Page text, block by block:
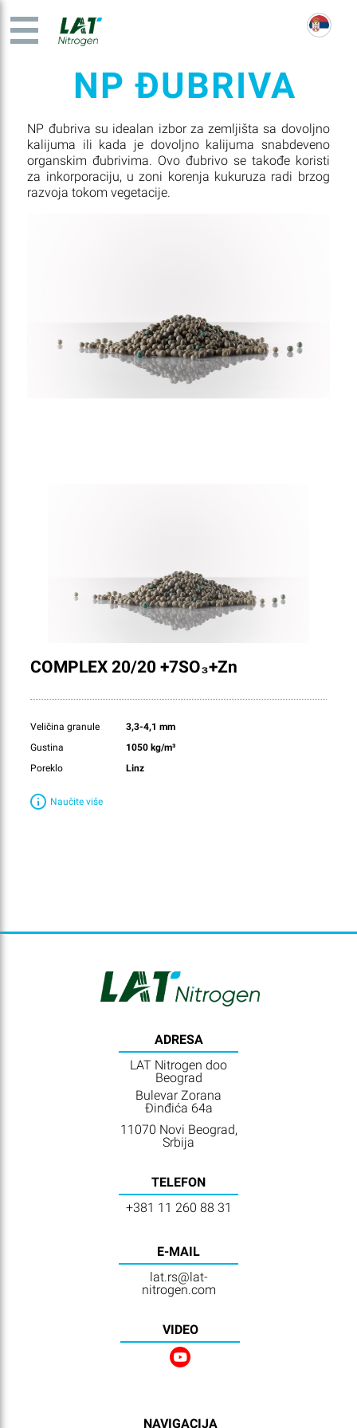
NP ĐUBRIVA
NP đubriva su idealan izbor za zemljišta sa dovoljno
kalijuma ili kada je dovoljno kalijuma snabdeveno
organskim đubrivima. Ovo đubrivo se takođe koristi
za inkorporaciju, u zoni korenja kukuruza radi brzog
razvoja tokom vegetacije.
COMPLEX 20/20 +7SO₃+Zn
Veličina granule
3,3-4,1 mm
Gustina
1050 kg/m³
Poreklo
Linz
Naučite više
ADRESA
LAT Nitrogen doo
Beograd
Bulevar Zorana
Đinđića 64a
11070 Novi Beograd,
Srbija
TELEFON
+381 11 260 88 31
E-MAIL
lat.rs@lat-
nitrogen.com
VIDEO
NAVIGACIJA